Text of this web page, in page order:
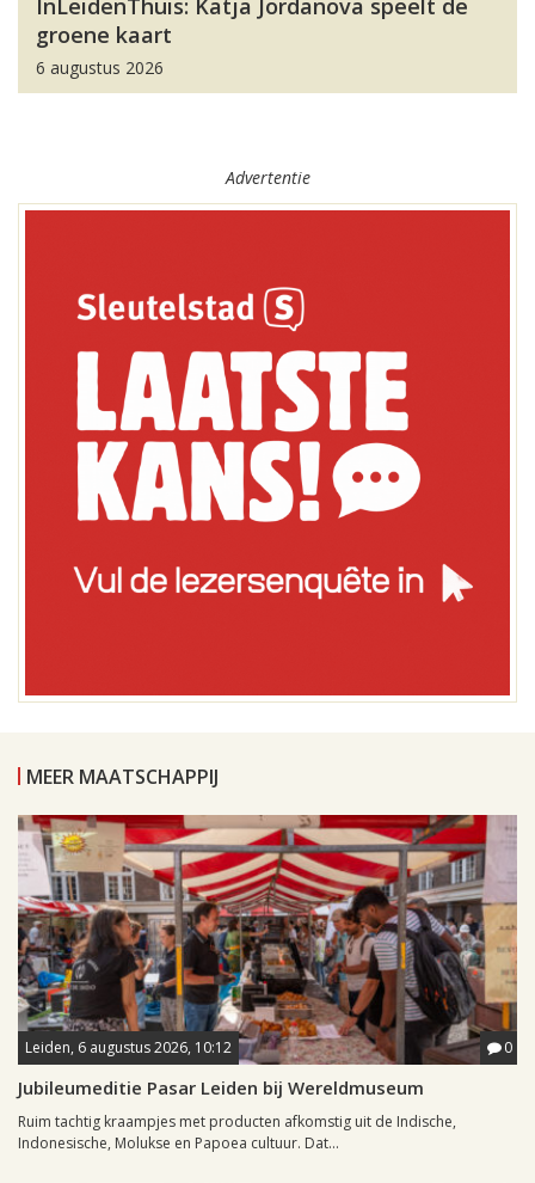
InLeidenThuis: Katja Jordanova speelt de
groene kaart
6 augustus 2026
Advertentie
MEER MAATSCHAPPIJ
Leiden, 6 augustus 2026, 10:12 0
Jubileumeditie Pasar Leiden bij Wereldmuseum
Ruim tachtig kraampjes met producten afkomstig uit de Indische,
Indonesische, Molukse en Papoea cultuur. Dat...